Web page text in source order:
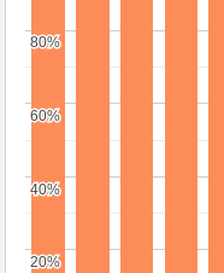
20%
20%
40%
40%
60%
60%
80%
80%